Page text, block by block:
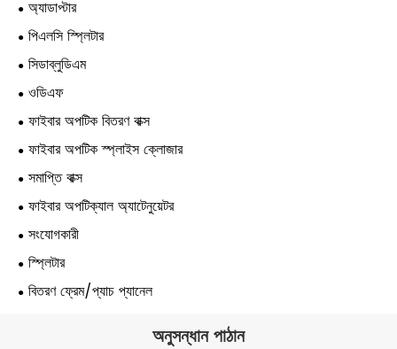
অ্যাডাপ্টার
পিএলসি স্প্লিটার
সিডাব্লুডিএম
ওডিএফ
ফাইবার অপটিক বিতরণ বাক্স
ফাইবার অপটিক স্প্লাইস ক্লোজার
সমাপ্তি বাক্স
ফাইবার অপটিক্যাল অ্যাটেনুয়েটর
সংযোগকারী
স্প্লিটার
বিতরণ ফ্রেম/প্যাচ প্যানেল
অনুসন্ধান পাঠান